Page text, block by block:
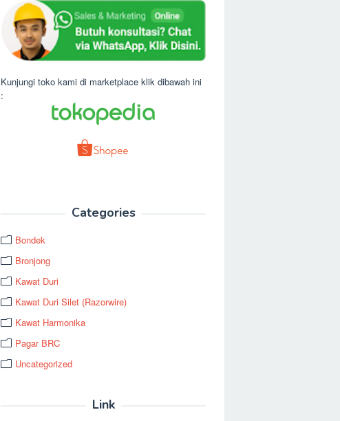
Kunjungi toko kami di marketplace klik dibawah ini
:
Categories
Bondek
Bronjong
Kawat Duri
Kawat Duri Silet (Razorwire)
Kawat Harmonika
Pagar BRC
Uncategorized
Link